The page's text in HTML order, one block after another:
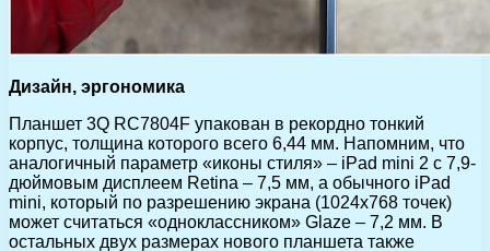
Дизайн, эргономика
Планшет 3Q RC7804F упакован в рекордно тонкий
корпус, толщина которого всего 6,44 мм. Напомним, что
аналогичный параметр «иконы стиля» – iPad mini 2 с 7,9-
дюймовым дисплеем Retina – 7,5 мм, а обычного iPad
mini, который по разрешению экрана (1024х768 точек)
может считаться «одноклассником» Glaze – 7,2 мм. В
остальных двух размерах нового планшета также